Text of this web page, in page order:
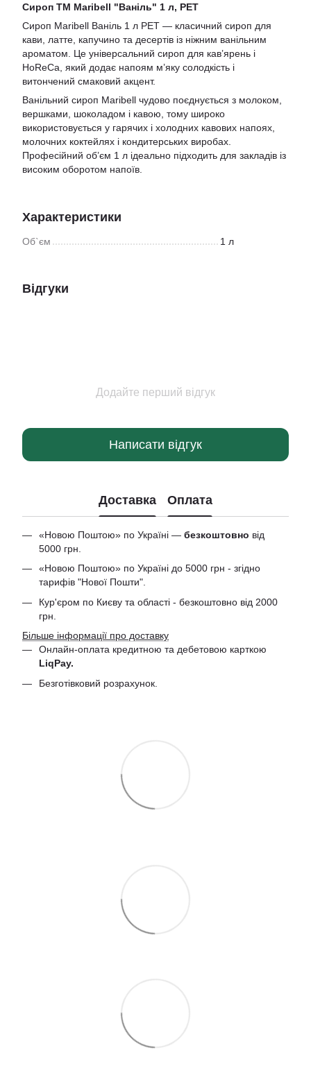
Сироп ТМ Maribell "Ваніль" 1 л, PET
Сироп Maribell Ваніль 1 л PET — класичний сироп для
кави, латте, капучино та десертів із ніжним ванільним
ароматом. Це універсальний сироп для кав’ярень і
HoReCa, який додає напоям м’яку солодкість і
витончений смаковий акцент.
Ванільний сироп Maribell чудово поєднується з молоком,
вершками, шоколадом і кавою, тому широко
використовується у гарячих і холодних кавових напоях,
молочних коктейлях і кондитерських виробах.
Професійний об’єм 1 л ідеально підходить для закладів із
високим оборотом напоїв.
Характеристики
Об`єм 1 л
Відгуки
Додайте перший відгук
Написати відгук
Доставка Оплата
«Новою Поштою» по Україні — безкоштовно від
5000 грн.
«Новою Поштою» по Україні до 5000 грн - згідно
тарифів "Нової Пошти".
Кур'єром по Києву та області - безкоштовно від 2000
грн.
Більше інформації про доставку
Онлайн-оплата кредитною та дебетовою карткою
LiqPay.
Безготівковий розрахунок.